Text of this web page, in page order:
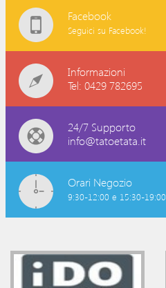
Facebook
Seguici su Facebook!
Informazioni
Tel: 0429 782695
24/7 Supporto
info@tatoetata.it
Orari Negozio
9:30-12:00 e 15:30-19:00